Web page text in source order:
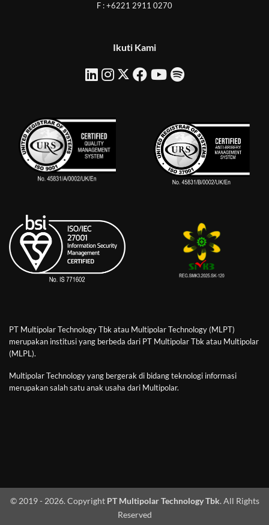
F : +6221 2911 0270
Ikuti Kami
PT Multipolar Technology Tbk atau Multipolar Technology (MLPT)
merupakan institusi yang berbeda dari PT Multipolar Tbk atau Multipolar
(MLPL).
Multipolar Technology yang bergerak di bidang teknologi informasi
merupakan salah satu anak usaha dari Multipolar.
© 2019 - 2026. Copyright PT Multipolar Technology Tbk. All Rights
Reserved